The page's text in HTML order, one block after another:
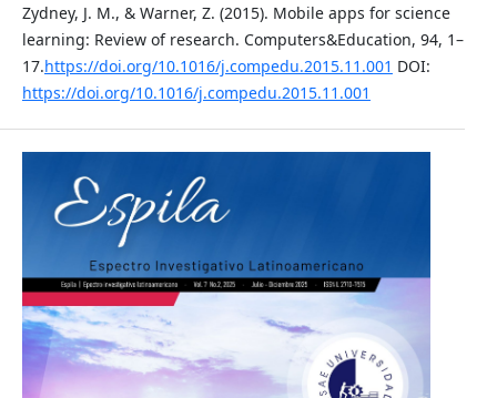
Zydney, J. M., & Warner, Z. (2015). Mobile apps for science
learning: Review of research. Computers&Education, 94, 1–
17.https://doi.org/10.1016/j.compedu.2015.11.001 DOI:
https://doi.org/10.1016/j.compedu.2015.11.001